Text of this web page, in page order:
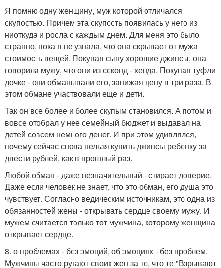
Я помню одну женщину, муж которой отличался
скупостью. Причем эта скупость появилась у него из
ниоткуда и росла с каждым днем. Для меня это было
странно, пока я не узнала, что она скрывает от мужа
стоимость вещей. Покупая сыну хорошие джинсы, она
говорила мужу, что они из секонд - хенда. Покупая туфли
дочке - они обманывали его, занижая цену в три раза. В
этом обмане участвовали еще и дети.
Так он все более и более скупым становился. А потом и
вовсе отобрал у нее семейный бюджет и выдавал на
детей совсем немного денег. И при этом удивлялся,
почему сейчас снова нельзя купить джинсы ребенку за
двести рублей, как в прошлый раз.
Любой обман - даже незначительный - стирает доверие.
Даже если человек не знает, что это обман, его душа это
чувствует. Согласно ведическим источникам, это одна из
обязанностей жены - открывать сердце своему мужу. И
мужем считается только тот мужчина, которому женщина
открывает сердце.
8. о проблемах - без эмоций, об эмоциях - без проблем.
Мужчины часто ругают своих жен за то, что те "Взрывают